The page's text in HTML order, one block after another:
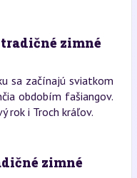
zimné
sa začínajú sviatkom
obdobím fašiangov.
rok i Troch kráľov.
zimné